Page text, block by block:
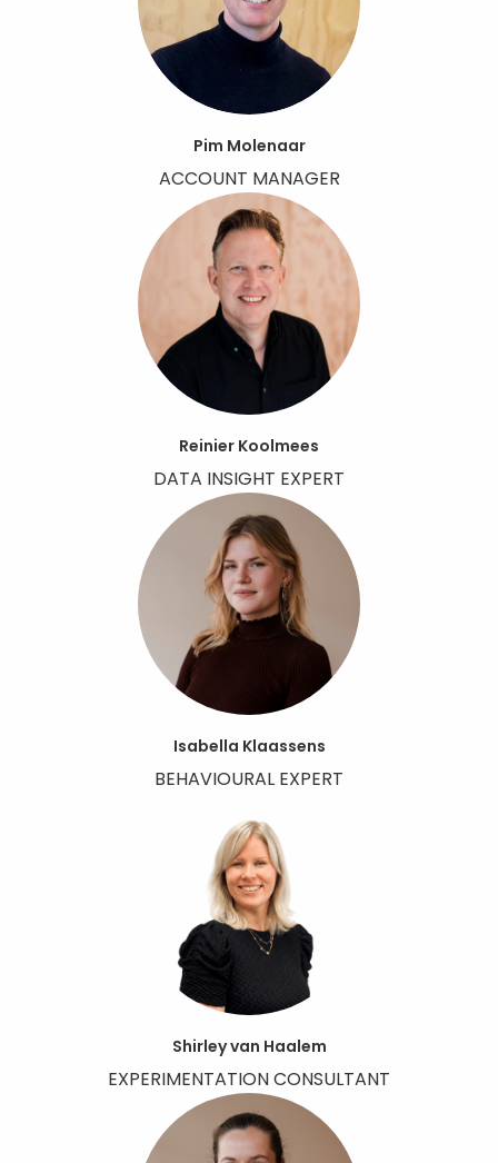
Pim Molenaar
ACCOUNT MANAGER
Reinier Koolmees
DATA INSIGHT EXPERT
Isabella Klaassens
BEHAVIOURAL EXPERT
Shirley van Haalem
EXPERIMENTATION CONSULTANT